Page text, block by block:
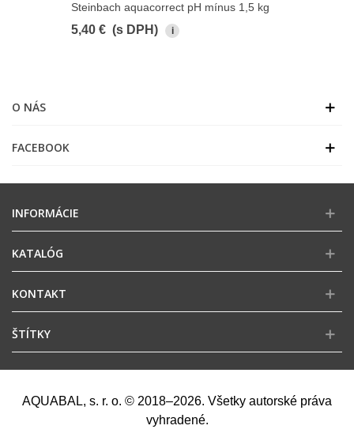
Steinbach aquacorrect pH mínus 1,5 kg
5,40 € (s DPH) i
O NÁS
FACEBOOK
INFORMÁCIE
KATALÓG
KONTAKT
ŠTÍTKY
AQUABAL, s. r. o. © 2018–2026. Všetky autorské práva
vyhradené.